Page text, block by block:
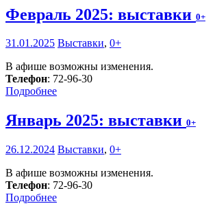
Февраль 2025: выставки 0+
31.01.2025 Выставки, 0+
В афише возможны изменения.
Телефон: 72-96-30
Подробнее
Январь 2025: выставки 0+
26.12.2024 Выставки, 0+
В афише возможны изменения.
Телефон: 72-96-30
Подробнее